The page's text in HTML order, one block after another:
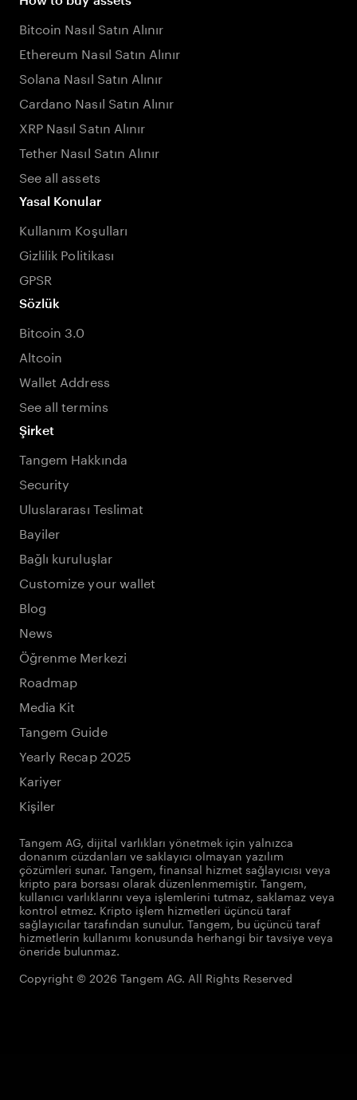
Bitcoin Nasıl Satın Alınır
Ethereum Nasıl Satın Alınır
Solana Nasıl Satın Alınır
Cardano Nasıl Satın Alınır
XRP Nasıl Satın Alınır
Tether Nasıl Satın Alınır
See all assets
Yasal Konular
Kullanım Koşulları
Gizlilik Politikası
GPSR
Sözlük
Bitcoin 3.0
Altcoin
Wallet Address
See all termins
Şirket
Tangem Hakkında
Security
Uluslararası Teslimat
Bayiler
Bağlı kuruluşlar
Customize your wallet
Blog
News
Öğrenme Merkezi
Roadmap
Media Kit
Tangem Guide
Yearly Recap 2025
Kariyer
Kişiler
Tangem AG, dijital varlıkları yönetmek için yalnızca
donanım cüzdanları ve saklayıcı olmayan yazılım
çözümleri sunar. Tangem, finansal hizmet sağlayıcısı veya
kripto para borsası olarak düzenlenmemiştir. Tangem,
kullanıcı varlıklarını veya işlemlerini tutmaz, saklamaz veya
kontrol etmez. Kripto işlem hizmetleri üçüncü taraf
sağlayıcılar tarafından sunulur. Tangem, bu üçüncü taraf
hizmetlerin kullanımı konusunda herhangi bir tavsiye veya
öneride bulunmaz.